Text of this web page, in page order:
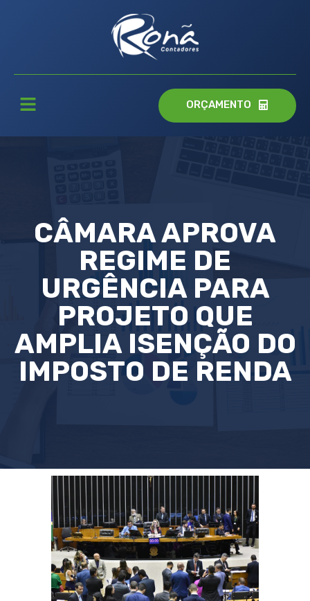
ORÇAMENTO
CÂMARA APROVA
REGIME DE
URGÊNCIA PARA
PROJETO QUE
AMPLIA ISENÇÃO DO
IMPOSTO DE RENDA